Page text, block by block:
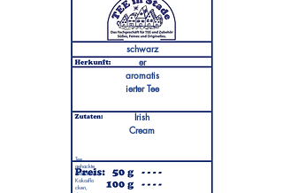
schwarz
er
aromatis
ierter Tee
Irish
Cream
Tee,
gehackte
Mandeln,
Kokosflo
cken,